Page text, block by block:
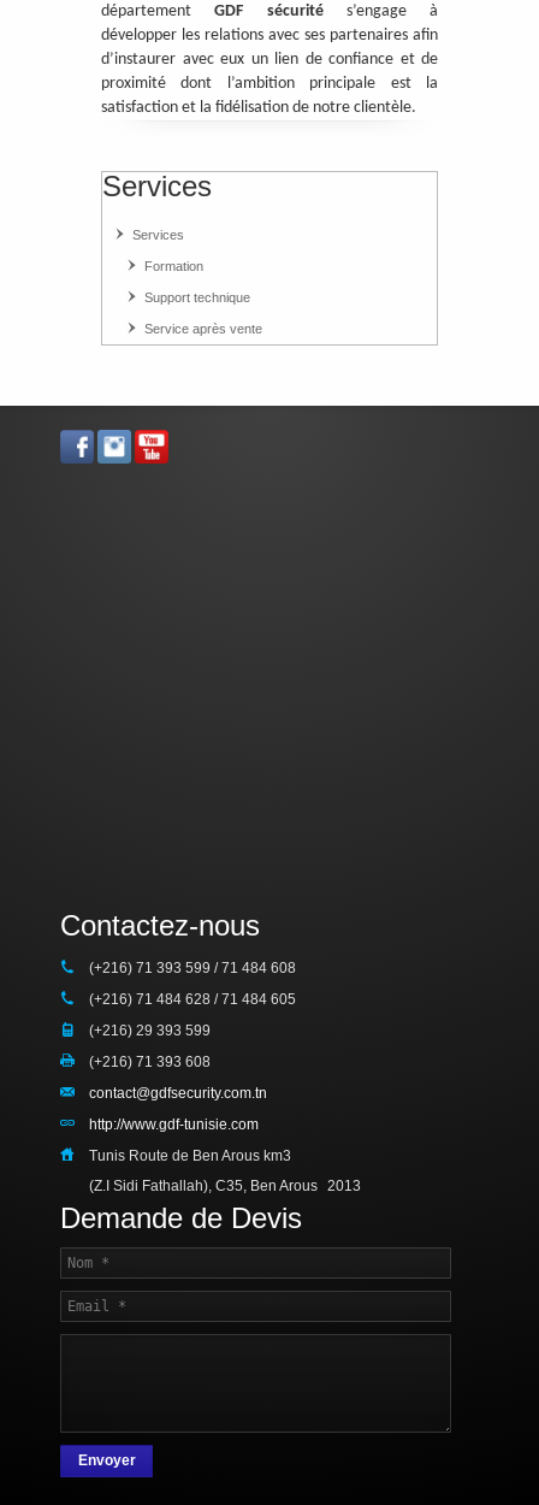
départementGDF sécurités’engage à
développer les relations avec ses partenaires afin
d’instaurer avec eux un lien de confiance et de
proximité dont l’ambition principale est la
satisfaction et la fidélisation de notre clientèle.
Services
Services
Formation
Support technique
Service après vente
Contactez-nous
(+216) 71 393 599 / 71 484 608
(+216) 71 484 628 / 71 484 605
(+216) 29 393 599
(+216) 71 393 608
contact@gdfsecurity.com.tn
http://www.gdf-tunisie.com
Tunis Route de Ben Arous km3
(Z.I Sidi Fathallah), C35, Ben Arous 2013
Demande de Devis
Envoyer